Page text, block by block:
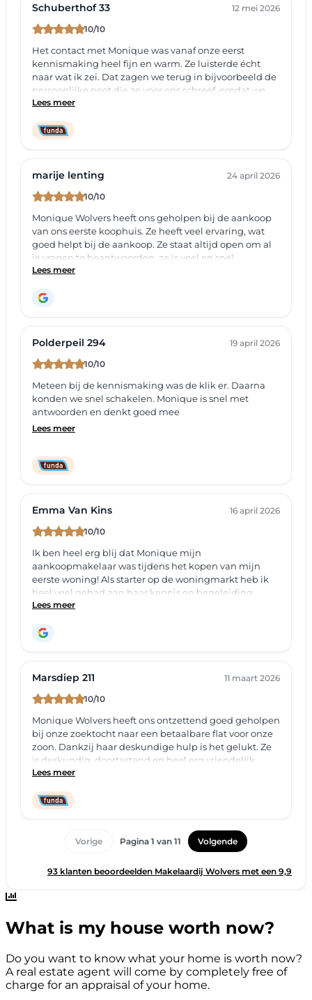
What is my house worth now?
Do you want to know what your home is worth now?
A real estate agent will come by completely free of
charge for an appraisal of your home.